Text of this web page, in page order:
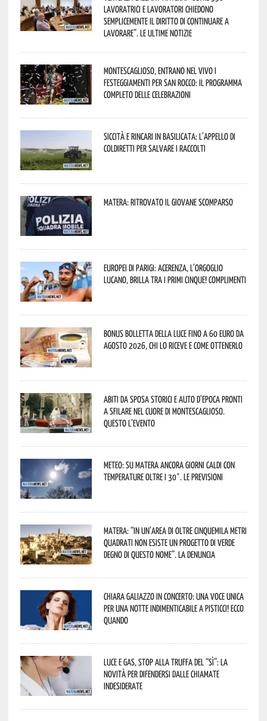
lavoratrici e lavoratori chiedono
semplicemente il diritto di continuare a
lavorare”. Le ultime notizie
Montescaglioso, entrano nel vivo i
festeggiamenti per San Rocco: il programma
completo delle celebrazioni
Siccità e rincari in Basilicata: l’appello di
Coldiretti per salvare i raccolti
Matera: ritrovato il giovane scomparso
Europei di Parigi: Acerenza, l’orgoglio
lucano, brilla tra i primi cinque! Complimenti
Bonus bolletta della luce fino a 60 euro da
agosto 2026, chi lo riceve e come ottenerlo
Abiti da sposa storici e auto d’epoca pronti
a sfilare nel cuore di Montescaglioso.
Questo l’evento
Meteo: su Matera ancora giorni caldi con
temperature oltre i 30°. Le previsioni
Matera: “In un’area di oltre cinquemila metri
quadrati non esiste un progetto di verde
degno di questo nome”. La denuncia
Chiara Galiazzo in concerto: una voce unica
per una notte indimenticabile a Pisticci! Ecco
quando
Luce e gas, stop alla truffa del “Sì”: la
novità per difendersi dalle chiamate
indesiderate